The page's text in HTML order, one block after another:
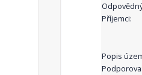
Příjemci:
Popis